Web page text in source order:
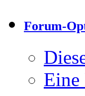
Forum-
Eine